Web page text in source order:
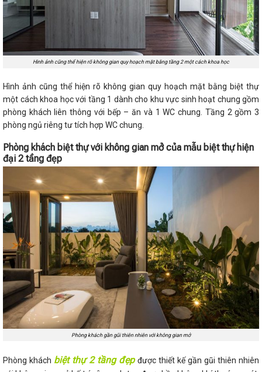
Hình ảnh cũng thể hiện rõ không gian quy hoạch mặt bằng tầng 2 một cách khoa học
Hình ảnh cũng thể hiện rõ không gian quy hoạch mặt bằng biệt thự
một cách khoa học với tầng 1 dành cho khu vực sinh hoạt chung gồm
phòng khách liên thông với bếp – ăn và 1 WC chung. Tầng 2 gồm 3
phòng ngủ riêng tư tích hợp WC chung.
Phòng khách biệt thự với không gian mở của mẫu biệt thự hiện
đại 2 tầng đẹp
Phòng khách gần gũi thiên nhiên với không gian mở
Phòng khách biệt thự 2 tầng đẹpđược thiết kế gần gũi thiên nhiên